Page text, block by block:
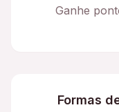
Ganhe
Formas